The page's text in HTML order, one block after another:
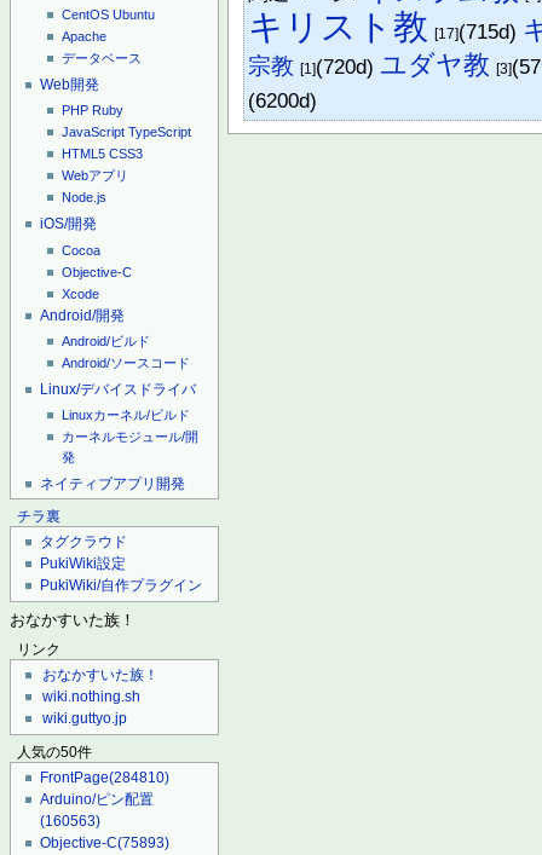
CentOS Ubuntu
Apache
データベース
Web開発
PHP Ruby
JavaScript TypeScript
HTML5 CSS3
Webアプリ
Node.js
iOS/開発
Cocoa
Objective-C
Xcode
Android/開発
Android/ビルド
Android/ソースコード
Linux/デバイスドライバ
Linuxカーネル/ビルド
カーネルモジュール/開
発
ネイティブアプリ開発
チラ裏
タグクラウド
PukiWiki設定
PukiWiki/自作プラグイン
おなかすいた族！
リンク
おなかすいた族！
wiki.nothing.sh
wiki.guttyo.jp
人気の50件
FrontPage(284810)
Arduino/ピン配置
(160563)
Objective-C(75893)
キリスト教 [17](715d)
宗教 [1](720d)ユダヤ教 [3]
(6200d)